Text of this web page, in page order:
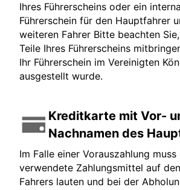
Ihres Führerscheins oder ein
Führerschein für den Hauptfahrer
weiteren Fahrer Bitte beachten
Teile Ihres Führerscheins
Ihr Führerschein im Vereinigten
ausgestellt wurde.
Kreditkarte mit Vor-
Nachnamen des
Im Falle einer Vorauszahlung muss
verwendete Zahlungsmittel auf
Fahrers lauten und bei der